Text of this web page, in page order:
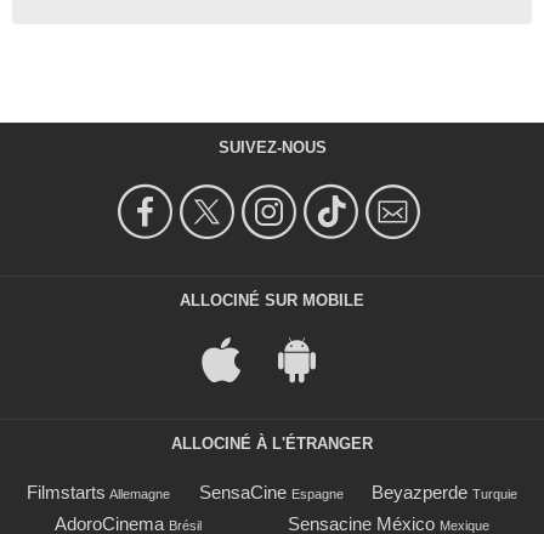
SUIVEZ-NOUS
ALLOCINÉ SUR MOBILE
ALLOCINÉ À L'ÉTRANGER
Filmstarts Allemagne SensaCine Espagne Beyazperde Turquie
AdoroCinema Brésil Sensacine México Mexique